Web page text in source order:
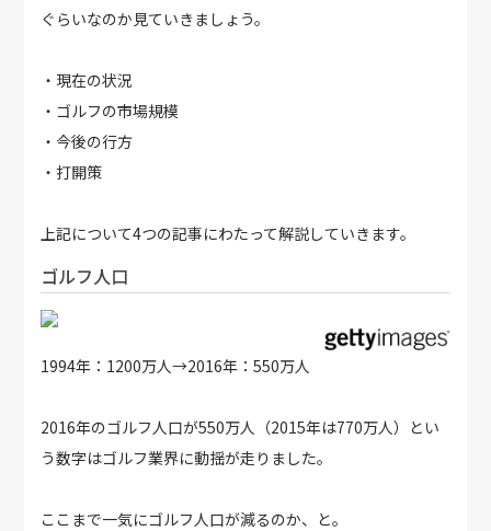
ぐらいなのか見ていきましょう。
・現在の状況
・ゴルフの市場規模
・今後の行方
・打開策
上記について4つの記事にわたって解説していきます。
ゴルフ人口
1994年：1200万人→2016年：550万人
2016年のゴルフ人口が550万人（2015年は770万人）とい
う数字はゴルフ業界に動揺が走りました。
ここまで一気にゴルフ人口が減るのか、と。